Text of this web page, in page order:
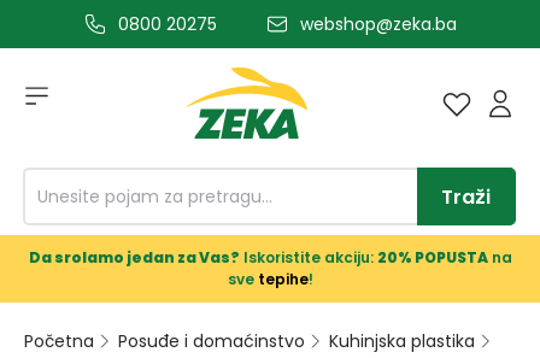
glavni sadržaj0800 20275 webshop@zeka.ba
Traži
Da srolamo jedan za Vas? Iskoristite akciju: 20% POPUSTAna
sve tepihe!
Početna Posuđe i domaćinstvo
Kuhinjska plastika